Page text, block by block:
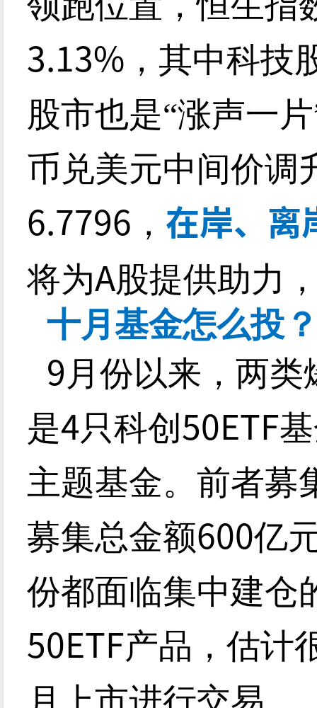
3.13% ，其中科技
股市也是“涨声一
币兑美元中间价调
6.7796 ， 在岸、离
将为A股提供助力
十月基金怎么投
9 月份以来，两
是4只科创50ETF
主题基金。前者募
募集总金额600亿
份都面临集中建仓
50ETF产品，估计
月上市进行交易。